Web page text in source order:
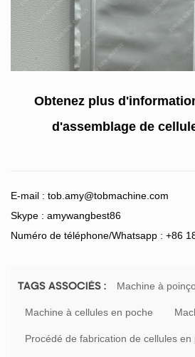
Obtenez plus
d'assemblage de
E-mail : tob.amy@tobmachine.com
Skype : amywangbest86
Numéro de téléphone/Whatsapp : +86
TAGS ASSOCIÉS : Machine à
Machine à cellules en poche
Procédé de fabrication de cellules en